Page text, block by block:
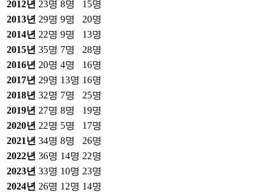
2012년 23명 8명 15명
2013년 29명 9명 20명
2014년 22명 9명 13명
2015년 35명 7명 28명
2016년 20명 4명 16명
2017년 29명 13명 16명
2018년 32명 7명 25명
2019년 27명 8명 19명
2020년 22명 5명 17명
2021 년 34명 8명 26명
2022년 36명 14명 22명
2023년 33명 10명 23명
2024년 26명 12명 14명